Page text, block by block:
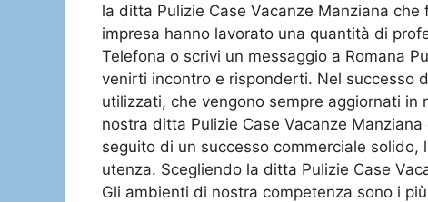
la ditta Pulizie Case Vacanze Manziana
impresa hanno lavorato una quantità di
Telefona o scrivi un messaggio a Romana
venirti incontro e risponderti. Nel successo
utilizzati, che vengono sempre aggiornati
nostra ditta Pulizie Case Vacanze
seguito di un successo commerciale
utenza. Scegliendo la ditta Pulizie Case
Gli ambienti di nostra competenza sono i